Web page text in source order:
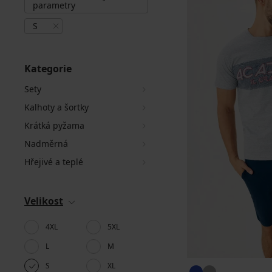
parametry
S
Kategorie
Sety
Kalhoty a šortky
Krátká pyžama
Nadměrná
Hřejivé a teplé
Velikost
4XL
5XL
L
M
S
XL